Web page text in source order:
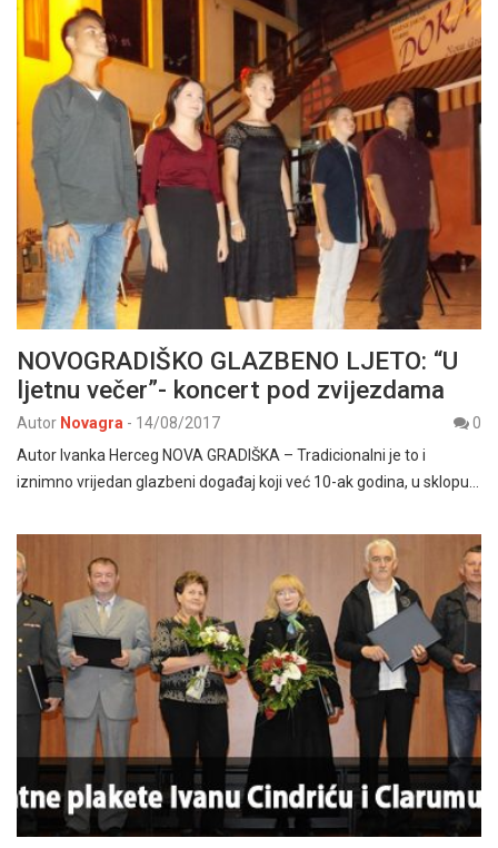
NOVOGRADIŠKO GLAZBENO LJETO: “U
ljetnu večer”- koncert pod zvijezdama
Autor Novagra - 14/08/2017
0
Autor Ivanka Herceg NOVA GRADIŠKA – Tradicionalni je to i
iznimno vrijedan glazbeni događaj koji već 10-ak godina, u sklopu…